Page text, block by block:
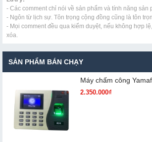
- Các comment chỉ nói về sản phẩm và tính năng sản
- Ngôn từ lịch sự. Tôn trọng cộng đồng cũng là tôn
- Mọi comment đều qua kiểm duyệt, nếu không hợp
xóa.
SẢN PHẨM BÁN CHẠY
Máy chấm cô​ng
2.350.000₫